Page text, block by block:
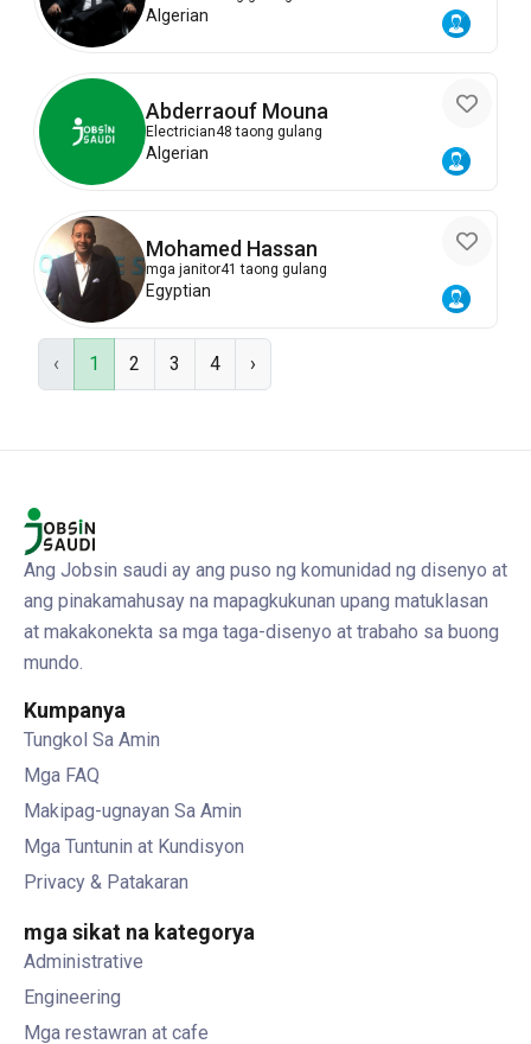
Algerian
Abderraouf Mouna
Electrician48 taong gulang
Algerian
Mohamed Hassan
mga janitor41 taong gulang
Egyptian
‹ 1 2 3 4 ›
Ang Jobsin saudi ay ang puso ng komunidad ng disenyo at
ang pinakamahusay na mapagkukunan upang matuklasan
at makakonekta sa mga taga-disenyo at trabaho sa buong
mundo.
Kumpanya
Tungkol Sa Amin
Mga FAQ
Makipag-ugnayan Sa Amin
Mga Tuntunin at Kundisyon
Privacy & Patakaran
mga sikat na kategorya
Administrative
Engineering
Mga restawran at cafe